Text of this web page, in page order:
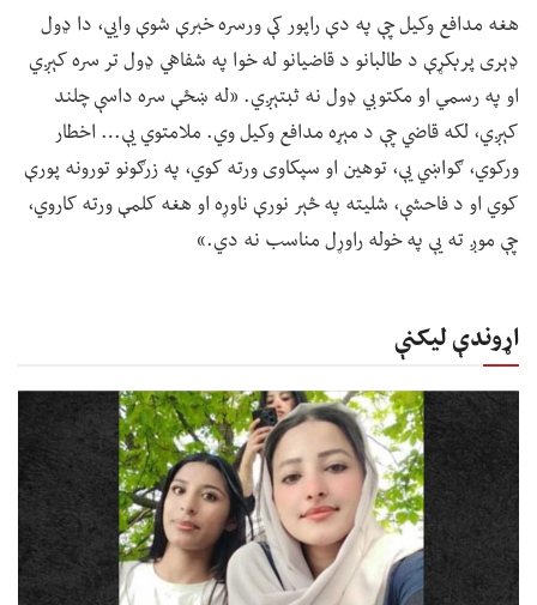
هغه مدافع وکیل چې په دې راپور کې ورسره خبرې شوې وايي، دا ډول
ډېری پرېکړې د طالبانو د قاضيانو له خوا په شفاهي ډول تر سره کېږي
او په رسمي او مکتوبي ډول نه ثبتېږي. «له ښځې سره داسې چلند
کېږي، لکه قاضي چې د مېړه مدافع وکیل وي. ملامتوي یې… اخطار
ورکوي، ګواښي یې، توهین او سپکاوی ورته کوي، په زرګونو تورونه پورې
کوي او د فاحشې، شلیته په څېر نورې ناوړه او هغه کلمې ورته کاروي،
چې موږ ته یې په خوله راوړل مناسب نه دي.»
اړوندې لیکنې